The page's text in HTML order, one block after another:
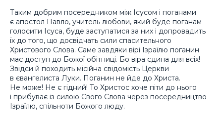
Таким добрим посередником між Ісусом і поганами
є апостол Павло, учитель любови, який буде поганам
голосити Ісуса, буде заступатися за них і допровадить
їх до того, що досвідчать сили спасительного
Христового Слова. Саме завдяки вірі Ізраїлю поганин
має доступ до Божої обітниці. Бо віра єдина для всіх!
Звідси й походить місійна свідомість Церкви
в євангелиста Луки. Поганин не йде до Христа.
Не може! Не є гідний! То Христос хоче піти до нього
і прибуває із силою Свого Слова через посередництво
Ізраїлю, спільноти Божого люду.